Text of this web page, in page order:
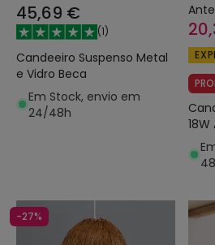
45,69 €
(1)
Candeeiro Suspenso Metal
e Vidro Beca
Em Stock, envio em
24/48h
-27%